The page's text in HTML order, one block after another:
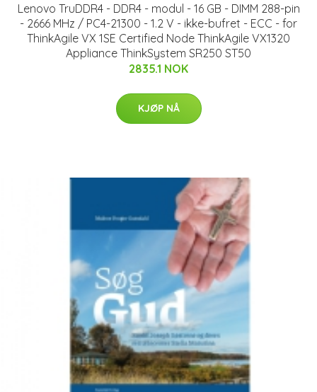
Lenovo TruDDR4 - DDR4 - modul - 16 GB - DIMM 288-pin
- 2666 MHz / PC4-21300 - 1.2 V - ikke-bufret - ECC - for
ThinkAgile VX 1SE Certified Node ThinkAgile VX1320
Appliance ThinkSystem SR250 ST50
2835.1 NOK
KJØP NÅ